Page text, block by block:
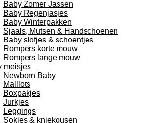
Baby Zomer Jassen
Baby Regenjasjes
Baby Winterpakken
Sjaals, Mutsen & Handschoenen
Baby slofjes & schoentjes
Rompers korte mouw
Rompers lange mouw
meisjes
Newborn Baby
Maillots
Boxpakjes
Jurkjes
Leggings
Sokjes & kniekousen